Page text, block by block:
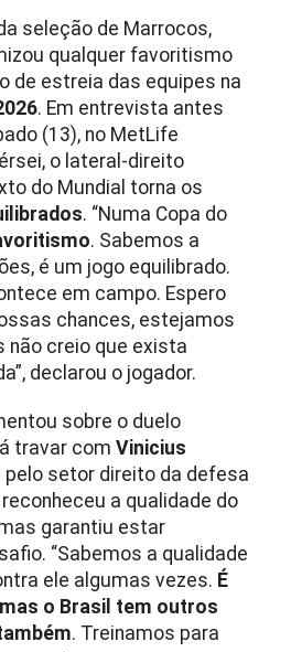
seleção de Marrocos,
qualquer favoritismo
de estreia das equipes na
. Em entrevista antes
(13), no MetLife
o lateral-direito
do Mundial torna os
. “Numa Copa do
. Sabemos a
é um jogo equilibrado.
em campo. Espero
chances, estejamos
não creio que exista
declarou o jogador.
sobre o duelo
travar comVinicius
pelo setor direito da defesa
a qualidade do
garantiu estar
“Sabemos a qualidade
ele algumas vezes. É
o Brasil tem outros
. Treinamos para